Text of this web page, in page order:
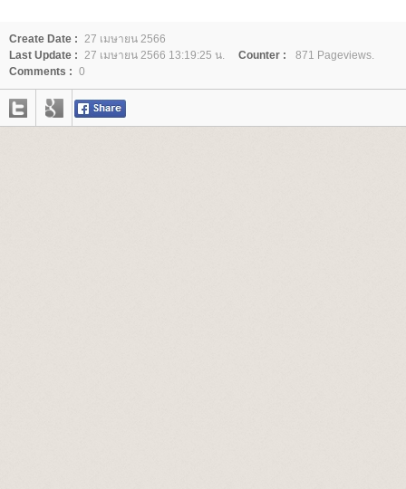
Create Date : 27 เมษายน 2566
Last Update : 27 เมษายน 2566 13:19:25 น. Counter :
871 Pageviews.
Comments : 0